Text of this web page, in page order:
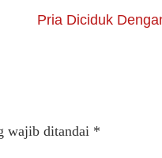
Pria Diciduk
wajib ditandai *